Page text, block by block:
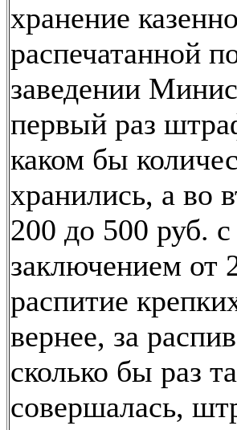
хранение
распечатанной
заведении
первый раз
каком бы
хранились, а во
200 до 500 руб.
заключением от
распитие
вернее, за
сколько бы раз
совершалась,